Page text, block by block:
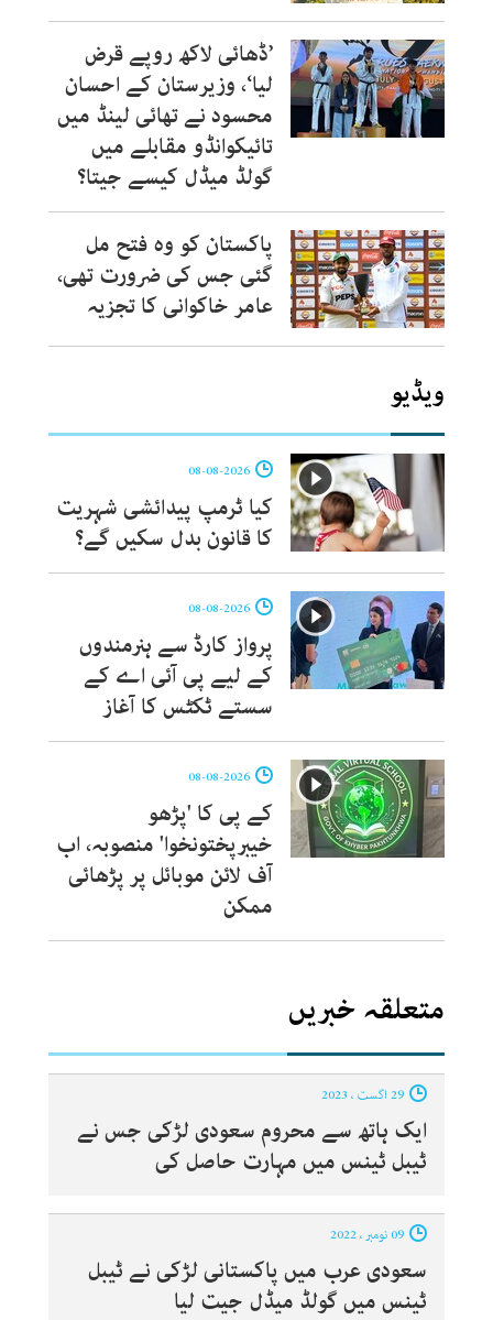
’ڈھائی لاکھ روپے قرض
لیا‘، وزیرستان کے احسان
محسود نے تھائی لینڈ میں
تائیکوانڈو مقابلے میں
گولڈ میڈل کیسے جیتا؟
پاکستان کو وہ فتح مل
گئی جس کی ضرورت تھی،
عامر خاکوانی کا تجزیہ
ویڈیو
کیا ٹرمپ پیدائشی شہریت
کا قانون بدل سکیں گے؟
پرواز کارڈ سے ہنرمندوں
کے لیے پی آئی اے کے
سستے ٹکٹس کا آغاز
کے پی کا 'پڑھو
خیبرپختونخوا' منصوبہ، اب
آف لائن موبائل پر پڑھائی
ممکن
متعلقہ خبریں
ایک ہاتھ سے محروم سعودی لڑکی جس نے
ٹیبل ٹینس میں مہارت حاصل کی
سعودی عرب میں پاکستانی لڑکی نے ٹیبل
ٹینس میں گولڈ میڈل جیت لیا